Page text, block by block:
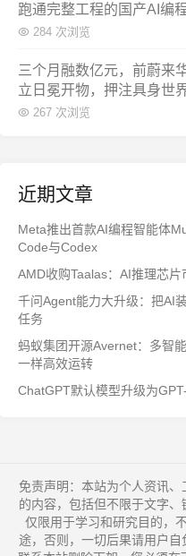
跑通完整工程的国产AI编
284 次浏览
三个月融数亿元，前蔚来
立日冕开物，押注具身世
267 次浏览
近期文章
Meta推出首款AI编程智能体
Code与Codex
AMD收购Taalas：AI推理芯片
千问Agent能力大升级：把AI
任务
蚂蚁集团开源Avernet：多智
一样高效运转
ChatGPT默认模型升级为
免责声明：本站为个人资讯
的内容，包括但不限于文字
仅限用于学习和研究目的，
途，否则，一切后果请用户